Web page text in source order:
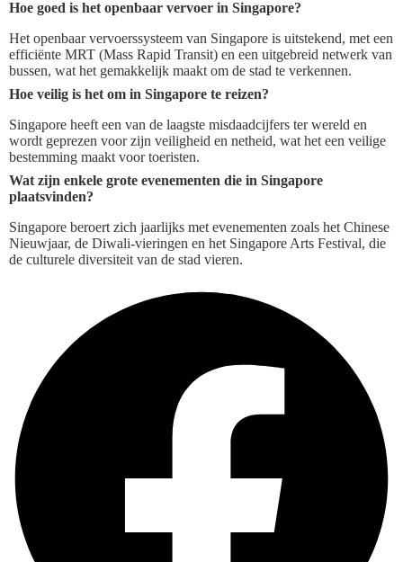
Hoe goed is het openbaar vervoer in Singapore?
Het openbaar vervoerssysteem van Singapore is uitstekend, met een
efficiënte MRT (Mass Rapid Transit) en een uitgebreid netwerk van
bussen, wat het gemakkelijk maakt om de stad te verkennen.
Hoe veilig is het om in Singapore te reizen?
Singapore heeft een van de laagste misdaadcijfers ter wereld en
wordt geprezen voor zijn veiligheid en netheid, wat het een veilige
bestemming maakt voor toeristen.
Wat zijn enkele grote evenementen die in Singapore
plaatsvinden?
Singapore beroert zich jaarlijks met evenementen zoals het Chinese
Nieuwjaar, de Diwali-vieringen en het Singapore Arts Festival, die
de culturele diversiteit van de stad vieren.